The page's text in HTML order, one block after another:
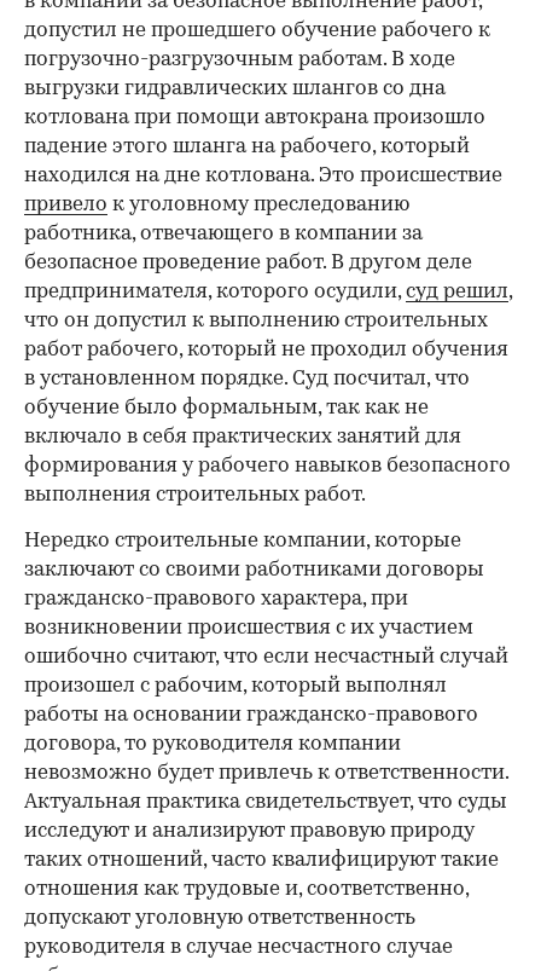
допустил не прошедшего обучение рабочего к
погрузочно-разгрузочным работам. В ходе
выгрузки гидравлических шлангов со дна
котлована при помощи автокрана произошло
падение этого шланга на рабочего, который
находился на дне котлована. Это происшествие
привело к уголовному преследованию
работника, отвечающего в компании за
безопасное проведение работ. В другом деле
предпринимателя, которого осудили,суд решил,
что он допустил к выполнению строительных
работ рабочего, который не проходил обучения
в установленном порядке. Суд посчитал, что
обучение было формальным, так как не
включало в себя практических занятий для
формирования у рабочего навыков безопасного
выполнения строительных работ.
Нередко строительные компании, которые
заключают со своими работниками договоры
гражданско-правового характера, при
возникновении происшествия с их участием
ошибочно считают, что если несчастный случай
произошел с рабочим, который выполнял
работы на основании гражданско-правового
договора, то руководителя компании
невозможно будет привлечь к ответственности.
Актуальная практика свидетельствует, что суды
исследуют и анализируют правовую природу
таких отношений, часто квалифицируют такие
отношения как трудовые и, соответственно,
допускают уголовную ответственность
руководителя в случае несчастного случае